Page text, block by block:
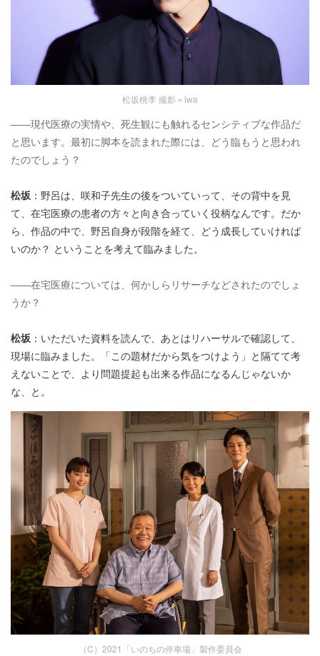
松坂桃李 撮影＝iwa
――現代医療の実情や、死生観にも触れるセンシティブな作品だ
と思います。最初に脚本を読まれた際には、どう臨もうと思われ
たのでしょう？
松坂 ：野呂は、咲和子先生の後をついていって、その背中を見
て、在宅医療の患者の方々と向き合っていく役柄なんです。だか
ら、作品の中で、野呂自身が段階を経て、どう成長していければ
いのか？ ということを考えて臨みました。
――在宅医療については、何かしらリサーチなどされたのでしょ
うか？
松坂 ：いただいた資料を読んで、あとはリハーサルで確認して、
現場に臨みました。「この題材だから気をつけよう」と隔てて考
えないことで、より問題提起も出来る作品になるんじゃないか
な、と。
（C）2021「いのちの停車場」製作委員会